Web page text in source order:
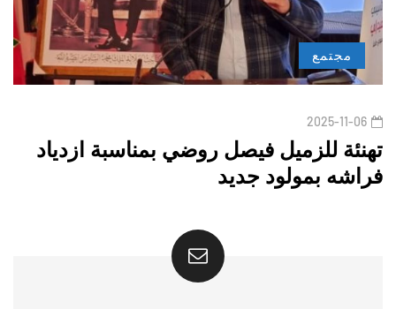
مجتمع
2025-11-06
تهنئة للزميل فيصل روضي بمناسبة ازدياد
فراشه بمولود جديد